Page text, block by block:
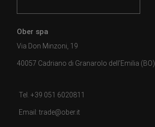
Ober spa
Via Don Minzoni, 19
40057 Cadriano di Granarolo dell'Emilia (BO)
Tel. +39 051 6020811
Email: trade@ober.it